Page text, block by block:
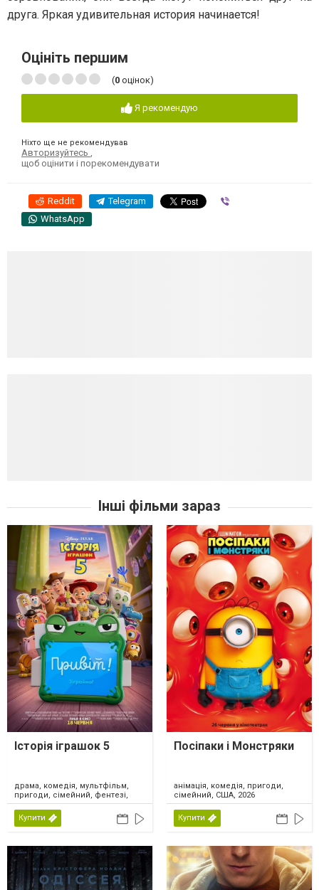
друга. Яркая удивительная история начинается!
Оцініть першим
(0 оцінок)
Я рекомендую
Ніхто ще не рекомендував
Авторизуйтесь ,
щоб оцінити і порекомендувати
Reddit Telegram
WhatsApp
Інші фільми зараз
Історія іграшок 5
драма, комедія, мультфільм,
пригоди, сімейний, фентезі,
США, 2026
Купити
Посіпаки і Монстряки
анімація, комедія, пригоди,
сімейний, США, 2026
Купити